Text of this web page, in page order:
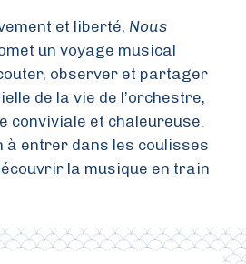
et liberté, Nous
un voyage musical
observer et partager
de la vie de l’orchestre,
conviviale et chaleureuse.
à entrer dans les coulisses
la musique en train